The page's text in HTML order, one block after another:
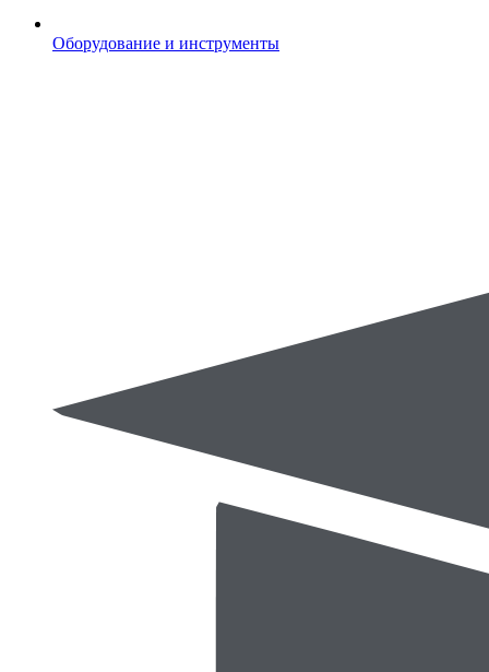
Оборудование и инструменты